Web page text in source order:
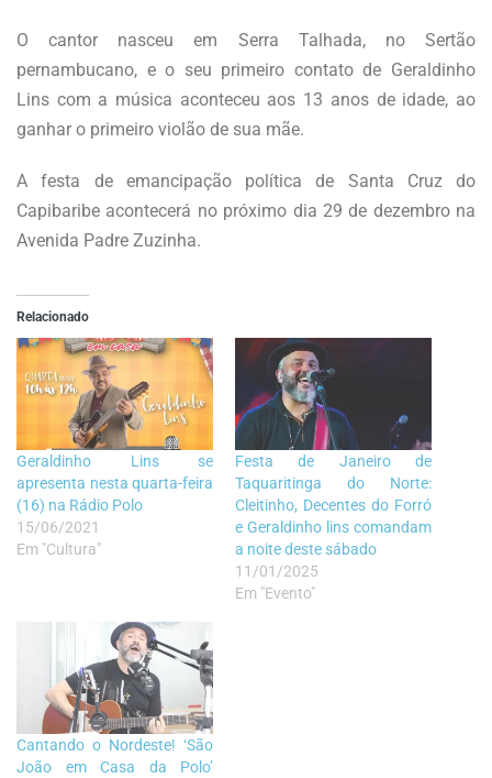
O cantor nasceu em Serra Talhada, no Sertão
pernambucano, e o seu primeiro contato de Geraldinho
Lins com a música aconteceu aos 13 anos de idade, ao
ganhar o primeiro violão de sua mãe.
A festa de emancipação política de Santa Cruz do
Capibaribe acontecerá no próximo dia 29 de dezembro na
Avenida Padre Zuzinha.
Relacionado
Geraldinho Lins se
apresenta nesta quarta-feira
(16) na Rádio Polo
15/06/2021
Em "Cultura"
Festa de Janeiro de
Taquaritinga do Norte:
Cleitinho, Decentes do Forró
e Geraldinho lins comandam
a noite deste sábado
11/01/2025
Em "Evento"
Cantando o Nordeste! ‘São
João em Casa da Polo’